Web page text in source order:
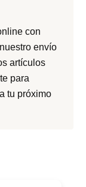
con
envío
artículos
para
tu próximo